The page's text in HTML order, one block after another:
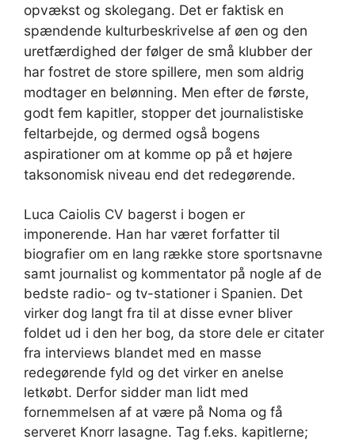
opvækst og skolegang. Det er faktisk en
spændende kulturbeskrivelse af øen og den
uretfærdighed der følger de små klubber der
har fostret de store spillere, men som aldrig
modtager en belønning. Men efter de første,
godt fem kapitler, stopper det journalistiske
feltarbejde, og dermed også bogens
aspirationer om at komme op på et højere
taksonomisk niveau end det redegørende.
Luca Caiolis CV bagerst i bogen er
imponerende. Han har været forfatter til
biografier om en lang række store sportsnavne
samt journalist og kommentator på nogle af de
bedste radio- og tv-stationer i Spanien. Det
virker dog langt fra til at disse evner bliver
foldet ud i den her bog, da store dele er citater
fra interviews blandet med en masse
redegørende fyld og det virker en anelse
letkøbt. Derfor sidder man lidt med
fornemmelsen af at være på Noma og få
serveret Knorr lasagne. Tag f.eks. kapitlerne;